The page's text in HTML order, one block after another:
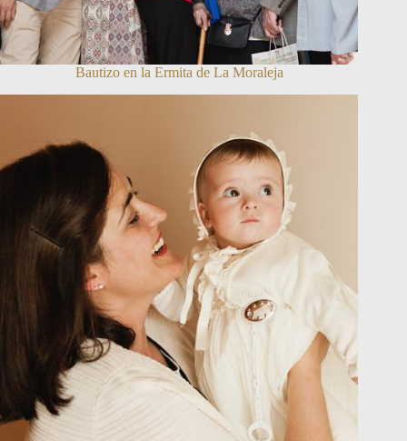
Bautizo en la Ermita de La Moraleja